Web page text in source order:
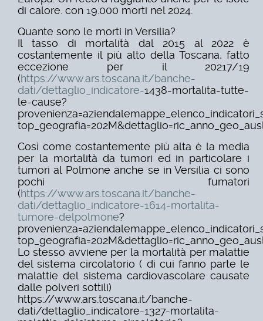
di calore. con 19.000 morti nel 2024.
Quante sono le morti in Versilia?
Il tasso di mortalità dal 2015 al 2022 è
costantemente il più alto della Toscana, fatto
eccezione per il 20217/19
(https://www.ars.toscana.it/banche-
dati/dettaglio_indicatore-1438-mortalita-tutte-
le-cause?
top_geografia=202M&dettagl
Così come costantemente più alta è la media
per la mortalità da tumori ed in particolare i
tumori al Polmone anche se in Versilia ci sono
pochi fumatori
(https://www.ars.toscana.it/banche-
dati/dettaglio_indicatore-1614-mortalita-
tumore-delpolmone?
top_geografia=202M&dettagl
Lo stesso avviene per la mortalità per malattie
del sistema circolatorio ( di cui fanno parte le
malattie del sistema cardiovascolare causate
dalle polveri sottili)
https://www.ars.toscana.it/banche-
dati/dettaglio_indicatore-1327-mortalita-